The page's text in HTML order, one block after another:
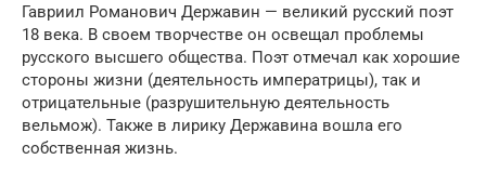
Гавриил Романович Державин — великий русский поэт
18 века. В своем творчестве он освещал проблемы
русского высшего общества. Поэт отмечал как хорошие
стороны жизни (деятельность императрицы), так и
отрицательные (разрушительную деятельность
вельмож). Также в лирику Державина вошла его
собственная жизнь.